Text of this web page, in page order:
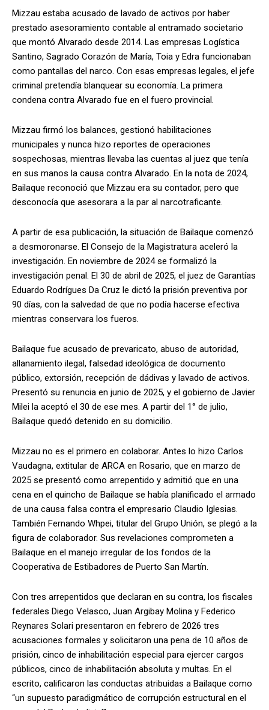
Mizzau estaba acusado de lavado de activos por haber
prestado asesoramiento contable al entramado societario
que montó Alvarado desde 2014. Las empresas Logística
Santino, Sagrado Corazón de María, Toia y Edra funcionaban
como pantallas del narco. Con esas empresas legales, el jefe
criminal pretendía blanquear su economía. La primera
condena contra Alvarado fue en el fuero provincial.
Mizzau firmó los balances, gestionó habilitaciones
municipales y nunca hizo reportes de operaciones
sospechosas, mientras llevaba las cuentas al juez que tenía
en sus manos la causa contra Alvarado. En la nota de 2024,
Bailaque reconoció que Mizzau era su contador, pero que
desconocía que asesorara a la par al narcotraficante.
A partir de esa publicación, la situación de Bailaque comenzó
a desmoronarse. El Consejo de la Magistratura aceleró la
investigación. En noviembre de 2024 se formalizó la
investigación penal. El 30 de abril de 2025, el juez de Garantías
Eduardo Rodrígues Da Cruz le dictó la prisión preventiva por
90 días, con la salvedad de que no podía hacerse efectiva
mientras conservara los fueros.
Bailaque fue acusado de prevaricato, abuso de autoridad,
allanamiento ilegal, falsedad ideológica de documento
público, extorsión, recepción de dádivas y lavado de activos.
Presentó su renuncia en junio de 2025, y el gobierno de Javier
Milei la aceptó el 30 de ese mes. A partir del 1° de julio,
Bailaque quedó detenido en su domicilio.
Mizzau no es el primero en colaborar. Antes lo hizo Carlos
Vaudagna, extitular de ARCA en Rosario, que en marzo de
2025 se presentó como arrepentido y admitió que en una
cena en el quincho de Bailaque se había planificado el armado
de una causa falsa contra el empresario Claudio Iglesias.
También Fernando Whpei, titular del Grupo Unión, se plegó a la
figura de colaborador. Sus revelaciones comprometen a
Bailaque en el manejo irregular de los fondos de la
Cooperativa de Estibadores de Puerto San Martín.
Con tres arrepentidos que declaran en su contra, los fiscales
federales Diego Velasco, Juan Argibay Molina y Federico
Reynares Solari presentaron en febrero de 2026 tres
acusaciones formales y solicitaron una pena de 10 años de
prisión, cinco de inhabilitación especial para ejercer cargos
públicos, cinco de inhabilitación absoluta y multas. En el
escrito, calificaron las conductas atribuidas a Bailaque como
“un supuesto paradigmático de corrupción estructural en el